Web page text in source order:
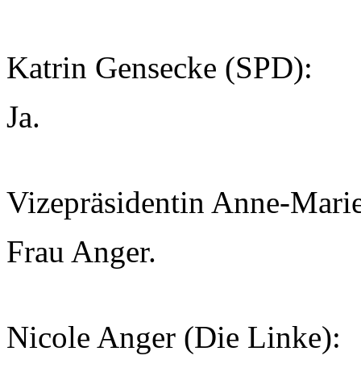
Katrin Gensecke (SPD):
Ja.
Vizepräsidentin Anne-
Frau Anger.
Nicole Anger (Die Linke):